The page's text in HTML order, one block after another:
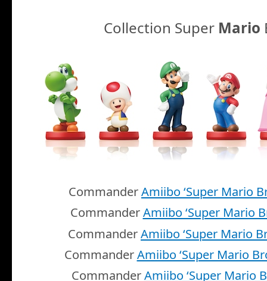
Collection Super Mario
CommanderAmiibo ‘Super Mario
CommanderAmiibo ‘Super Mario
CommanderAmiibo ‘Super Mario
CommanderAmiibo ‘Super Mario
CommanderAmiibo ‘Super Mario